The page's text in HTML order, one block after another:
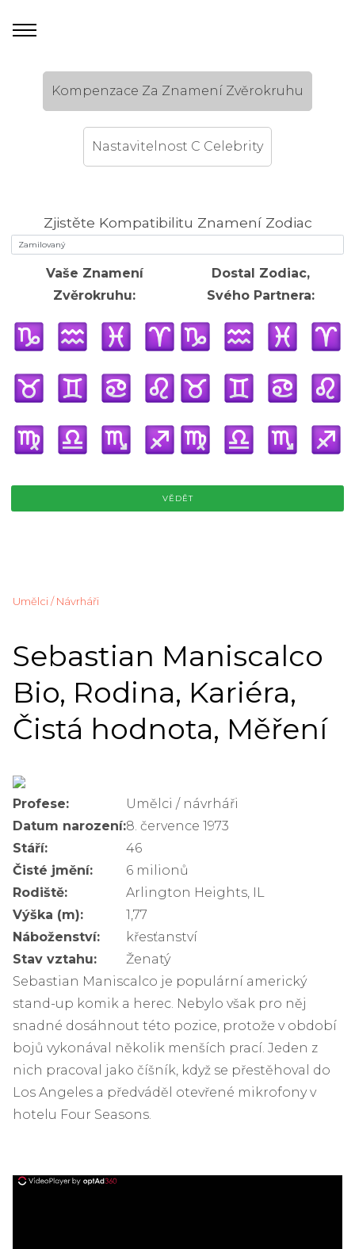
Kompenzace Za Znamení Zvěrokruhu
Nastavitelnost C Celebrity
Zjistěte Kompatibilitu Znamení Zodiac
Vaše Znamení
Zvěrokruhu:
Dostal Zodiac,
Svého Partnera:
VĚDĚT
Umělci / Návrháři
Sebastian Maniscalco
Bio, Rodina, Kariéra,
Čistá hodnota, Měření
Profese:
Umělci / návrháři
Datum narození:8. července 1973
Stáří:
46
Čisté jmění:
6 milionů
Rodiště:
Arlington Heights, IL
Výška (m):
1,77
Náboženství:
křesťanství
Stav vztahu:
Ženatý
Sebastian Maniscalco je populární americký
stand-up komik a herec. Nebylo však pro něj
snadné dosáhnout této pozice, protože v období
bojů vykonával několik menších prací. Jeden z
nich pracoval jako číšník, když se přestěhoval do
Los Angeles a předváděl otevřené mikrofony v
hotelu Four Seasons.